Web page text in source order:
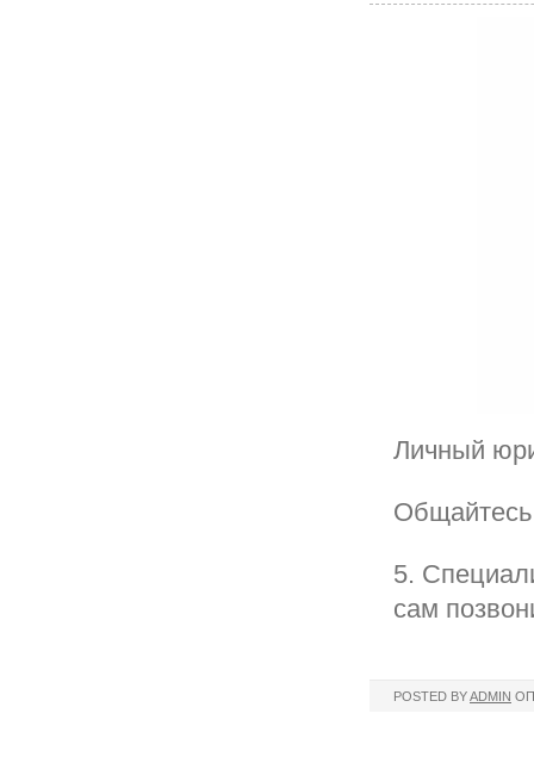
Личный
Общайтесь
5.
сам
POSTED BYADMIN